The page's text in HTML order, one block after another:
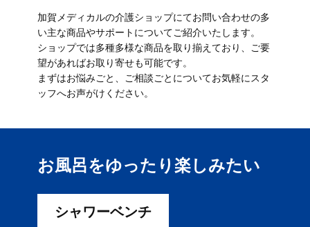
加賀メディカルの介護ショップにてお問い合わせの多
い主な商品やサポートについてご紹介いたします。
ショップでは多種多様な商品を取り揃えており、ご要
望があればお取り寄せも可能です。
まずはお悩みごと、ご相談ごとについてお気軽にスタ
ッフへお声がけください。
お風呂をゆったり楽しみ​たい
シャワーベンチ